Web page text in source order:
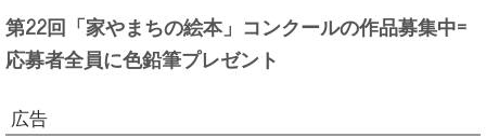
第22回「家やまちの絵本」コンクールの作品募集中=
応募者全員に色鉛筆プレゼント
広告